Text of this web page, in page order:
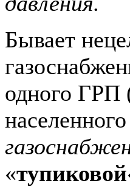
Бывает
одного ГРП
«тупиковой